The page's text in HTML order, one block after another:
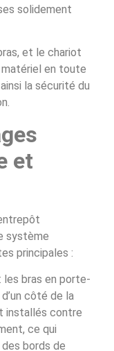
solidement
et le chariot
en toute
la sécurité du
et
système
principales :
les bras en porte-
côté de la
installés contre
ce qui
bords de